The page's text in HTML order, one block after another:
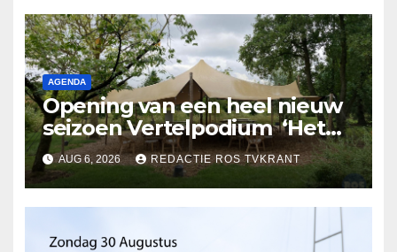
AGENDA
Opening van een heel nieuw
seizoen Vertelpodium ‘Het
Lopende Vuur’. Landelijke
verhalen in Bomentuin D’n
Hooidonk
AUG 6, 2026 REDACTIE ROS TVKRANT